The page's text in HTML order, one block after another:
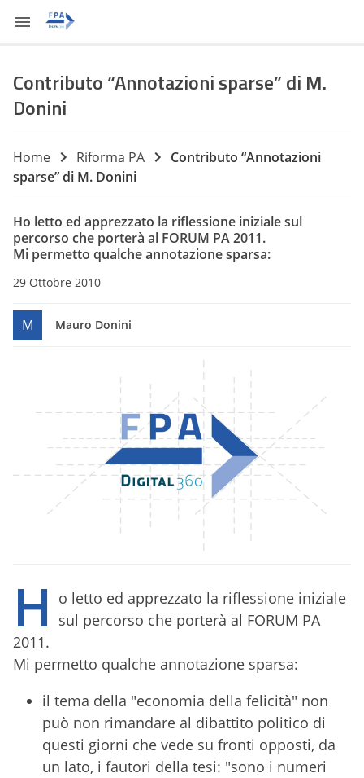
Contributo “Annotazioni sparse” di M.
Donini
Home Riforma PA
Contributo “Annotazioni
sparse” di M. Donini
Ho letto ed apprezzato la riflessione iniziale sul
percorso che porterà al FORUM PA 2011.
Mi permetto qualche annotazione sparsa:
29 Ottobre 2010
M Mauro Donini
H
o letto ed apprezzato la riflessione iniziale
sul percorso che porterà al FORUM PA
2011.
Mi permetto qualche annotazione sparsa:
il tema della "economia della felicità" non
può non rimandare al dibattito politico di
questi giorni che vede su fronti opposti, da
un lato, i fautori della tesi: "sono i numeri